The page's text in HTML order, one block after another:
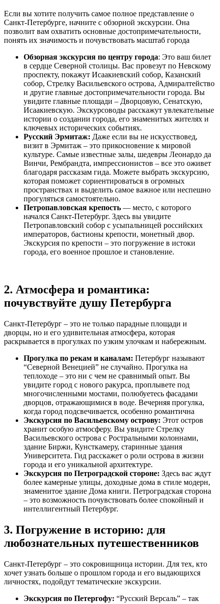
Если вы хотите получить самое полное представление о
Санкт-Петербурге, начните с обзорной экскурсии. Она
позволит вам охватить основные достопримечательности,
понять их значимость и почувствовать масштаб города
Обзорная экскурсия по центру города: Это ваш билет
в сердце Северной столицы. Вас провезут по Невскому
проспекту, покажут Исаакиевский собор, Казанский
собор, Стрелку Васильевского острова, Адмиралтейство
и другие главные достопримечательности города. Вы
увидите главные площади – Дворцовую, Сенатскую,
Исаакиевскую. Экскурсоводы расскажут увлекательные
истории о создании города, его знаменитых жителях и
ключевых исторических событиях.
Русский Эрмитаж: Даже если вы не искусствовед,
визит в Эрмитаж – это прикосновение к мировой
культуре. Самые известные залы, шедевры Леонардо да
Винчи, Рембрандта, импрессионистов – все это оживет
благодаря рассказам гида. Можете выбрать экскурсию,
которая поможет сориентироваться в огромных
пространствах и выделить самое важное или неспешно
прогуляться самостоятельно.
Петропавловская крепость — место, с которого
начался Санкт-Петербург. Здесь вы увидите
Петропавловский собор с усыпальницей российских
императоров, бастионы крепости, монетный двор.
Экскурсия по крепости – это погружение в истоки
города, его военное прошлое и становление.
2. Атмосфера и романтика:
почувствуйте душу Петербурга
Санкт-Петербург – это не только парадные площади и
дворцы, но и его удивительная атмосфера, которая
раскрывается в прогулках по узким улочкам и набережным.
Прогулка по рекам и каналам: Петербург называют
“Северной Венецией” не случайно. Прогулка на
теплоходе – это ни с чем не сравнимый опыт. Вы
увидите город с нового ракурса, проплывете под
многочисленными мостами, полюбуетесь фасадами
дворцов, отражающимися в воде. Вечерняя прогулка,
когда город подсвечивается, особенно романтична
Экскурсия по Васильевскому острову: Этот остров
хранит особую атмосферу. Вы увидите Стрелку
Васильевского острова с Ростральными колоннами,
здание Биржи, Кунсткамеру, старинные здания
Университета. Гид расскажет о роли острова в жизни
города и его уникальной архитектуре.
Экскурсия по Петроградской стороне: Здесь вас ждут
более камерные улицы, доходные дома в стиле модерн,
знаменитое здание Дома книги. Петроградская сторона
– это возможность почувствовать более спокойный и
интеллигентный Петербург.
3. Погружение в историю: для
любознательных путешественников
Санкт-Петербург – это сокровищница истории. Для тех, кто
хочет узнать больше о прошлом города и его выдающихся
личностях, подойдут тематические экскурсии.
Экскурсия по Петергофу: “Русский Версаль” – так